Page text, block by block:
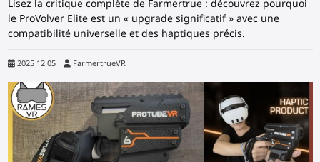
Lisez la critique complète de Farmertrue : découvrez pourquoi
le ProVolver Elite est un « upgrade significatif » avec une
compatibilité universelle et des haptiques précis.
2025 12 05 FarmertrueVR